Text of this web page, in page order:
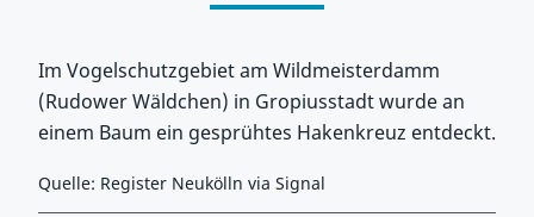
Im Vogelschutzgebiet am Wildmeisterdamm
(Rudower Wäldchen) in Gropiusstadt wurde an
einem Baum ein gesprühtes Hakenkreuz entdeckt.
Quelle: Register Neukölln via Signal